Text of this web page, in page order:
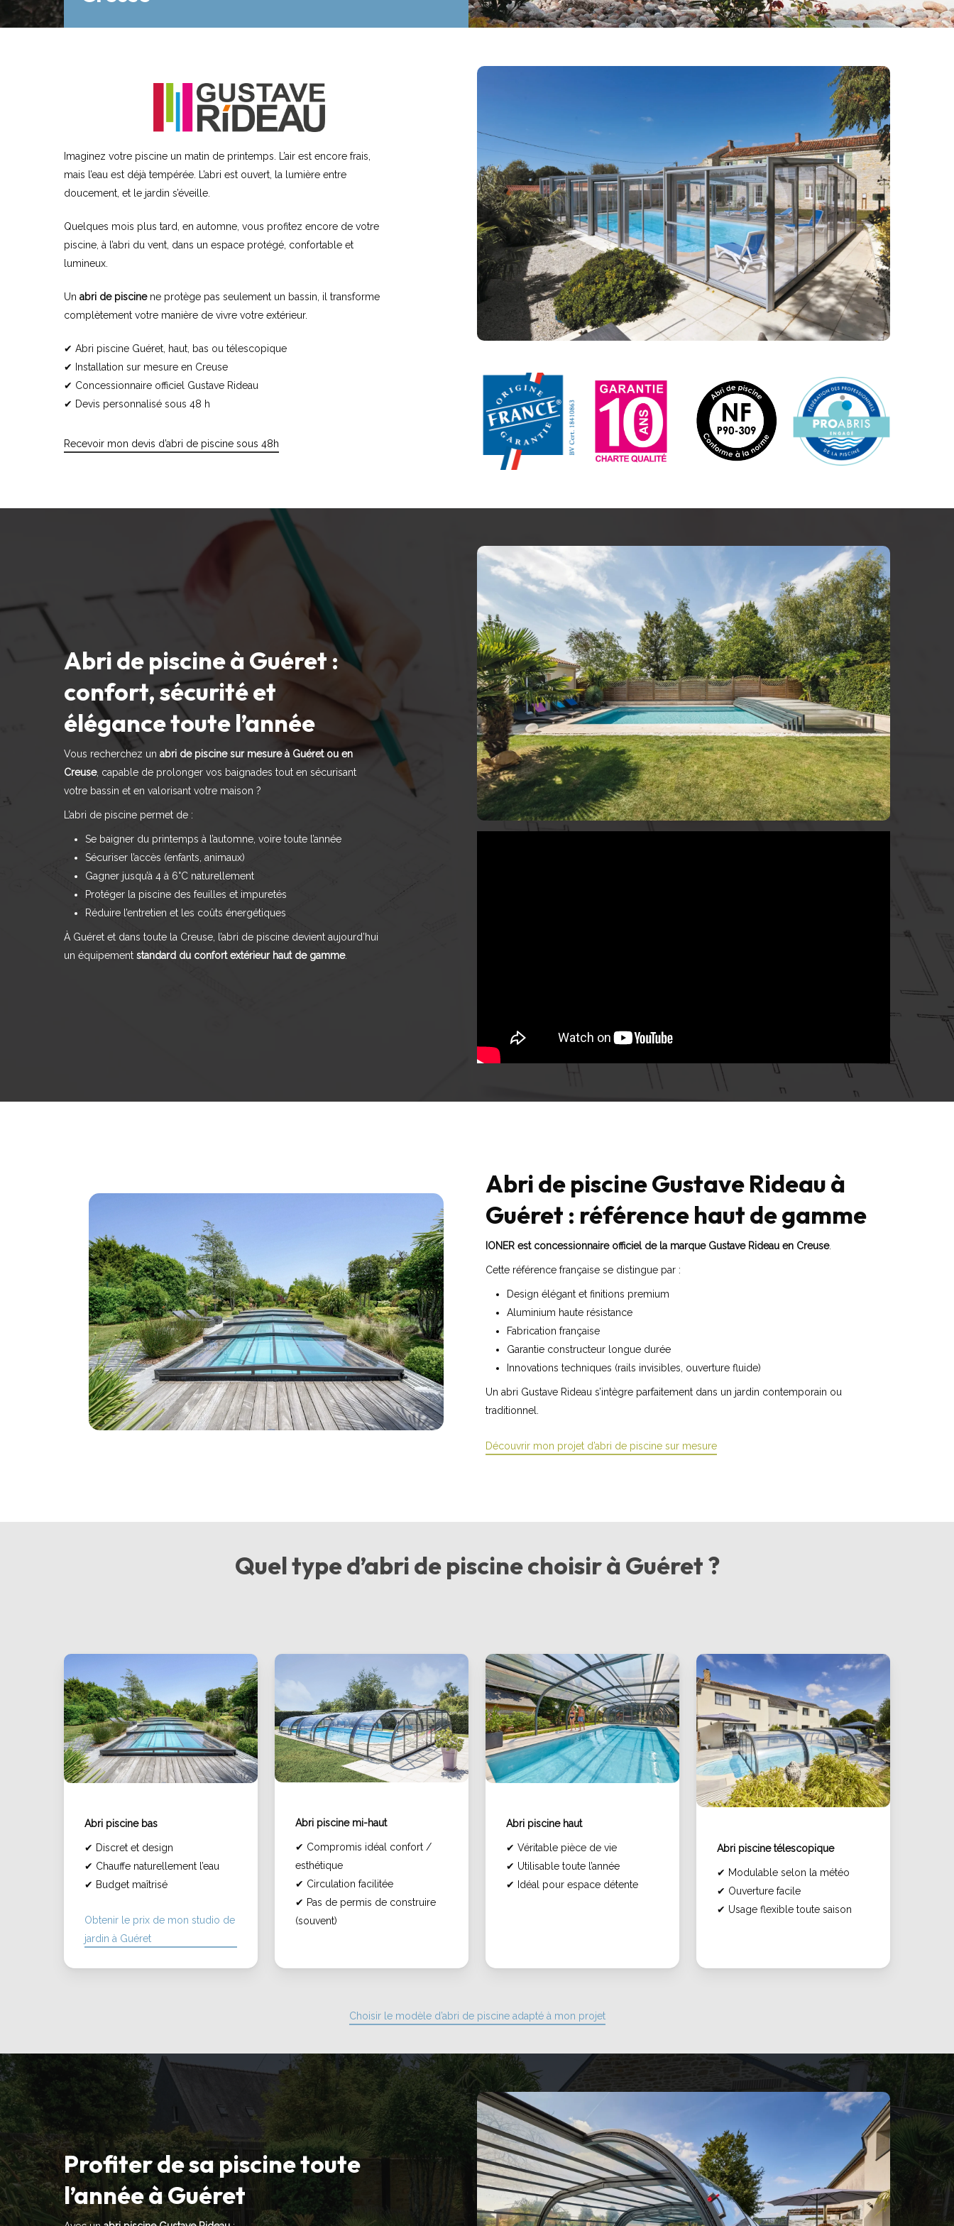
Imaginez votre piscine un matin de printemps. L’air est encore frais,
mais l’eau est déjà tempérée. L’abri est ouvert, la lumière entre
doucement, et le jardin s’éveille.
Quelques mois plus tard, en automne, vous profitez encore de votre
piscine, à l’abri du vent, dans un espace protégé, confortable et
lumineux.
Un abri de piscinene protège pas seulement un bassin, il transforme
complètement votre manière de vivre votre extérieur.
✔ Abri piscine Guéret, haut, bas ou télescopique
✔
Installation sur mesure en Creuse
✔ Concessionnaire officiel Gustave Rideau
✔ Devis personnalisé sous 48 h
Recevoir mon devis d’abri de piscine sous 48h
Abri de piscine à Guéret :
confort, sécurité et
élégance toute l’année
Vous recherchez un abri de piscine sur mesure à Guéret ou en
Creuse, capable de prolonger vos baignades tout en sécurisant
votre bassin et en valorisant votre maison ?
L’abri de piscine permet de :
Se baigner du printemps à l’automne, voire toute l’année
Sécuriser l’accès (enfants, animaux)
Gagner jusqu’à 4 à 6°C naturellement
Protéger la piscine des feuilles et impuretés
Réduire l’entretien et les coûts énergétiques
À Guéret et dans toute la Creuse, l’abri de piscine devient aujourd’hui
un équipement standard du confort extérieur haut de gamme.
Abri de piscine Gustave Rideau à
Guéret : référence haut de gamme
IONER est concessionnaire officiel de la marque Gustave Rideau en Creuse.
Cette référence française se distingue par :
Design élégant et finitions premium
Aluminium haute résistance
Fabrication française
Garantie constructeur longue durée
Innovations techniques (rails invisibles, ouverture fluide)
Un abri Gustave Rideau s’intègre parfaitement dans un jardin contemporain ou
traditionnel.
Découvrir mon projet d’abri de piscine sur mesure
Quel type d’abri de piscine choisir à Guéret ?
Abri piscine bas
✔ Discret et design
✔ Chauffe naturellement l’eau
✔ Budget maîtrisé
Obtenir le prix de mon studio de
jardin à Guéret
Abri piscine mi-haut
✔ Compromis idéal confort /
esthétique
✔ Circulation facilitée
✔ Pas de permis de construire
(souvent)
Abri piscine haut
✔ Véritable pièce de vie
✔ Utilisable toute l’année
✔
Idéal pour espace détente
Abri piscine télescopique
✔ Modulable selon la météo
✔ Ouverture facile
✔ Usage flexible toute saison
Choisir le modèle d’abri de piscine adapté à mon projet
Profiter de sa piscine toute
l’année à Guéret